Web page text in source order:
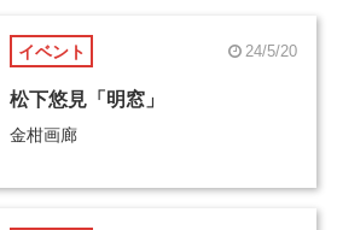
イベント 24/5/20
松下悠見「明窓」
金柑画廊